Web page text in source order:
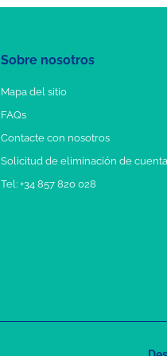
Sobre nosotros
Mapa del sitio
FAQs
Contacte con nosotros
Solicitud de eliminación de cuenta
Tel: +34 857 820 028